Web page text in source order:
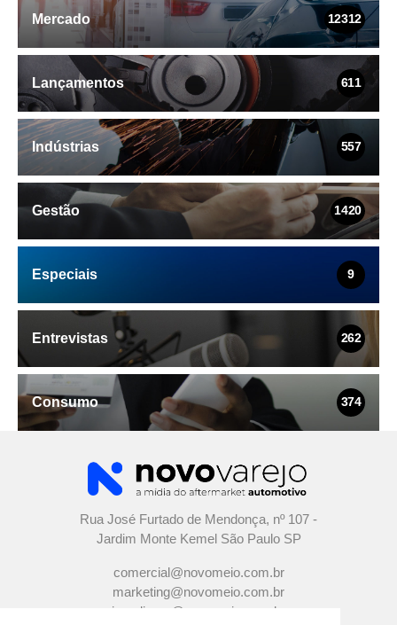
Mercado 12312
Lançamentos 611
Indústrias 557
Gestão 1420
Especiais 9
Entrevistas 262
Consumo 374
Rua José Furtado de Mendonça, nº 107 -
Jardim Monte Kemel São Paulo SP
comercial@novomeio.com.br
marketing@novomeio.com.br
jornalismo@novomeio.com.br